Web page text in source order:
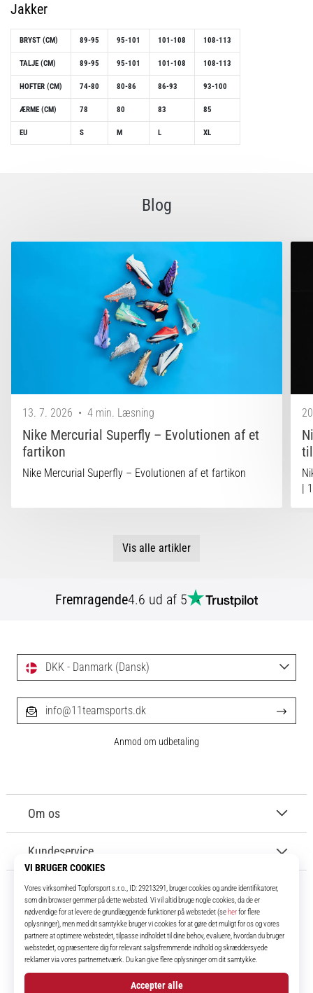
Jakker
BRYST (CM)
TALJE (CM)
HOFTER (CM)
ÆRME (CM)
EU
89-95
89-95
74-80
78
S
95-101
95-101
80-86
80
M
101-108
101-108
86-93
83
L
108-113
108-113
93-100
85
XL
Blog
13. 7. 2026 • 4 min. Læsning
Nike Mercurial Superfly – Evolutionen af et
fartikon
Nike Mercurial Superfly – Evolutionen af et fartikon
|
Vis alle artikler
Fremragende4.6 ud af 5
11teamsports.dk
I over 16 år har vi været dine holdkammerater og bringer dig de bedste og
nyeste fodboldprodukter.
Instagram
Om os
Kundeservice
DKK - Danmark (Dansk)
info@11teamsports.dk
Anmod om udbetaling